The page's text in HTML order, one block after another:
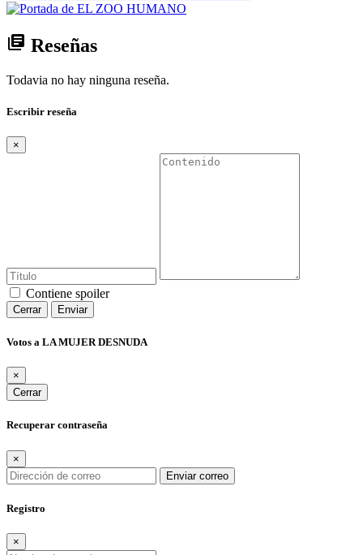
library_books Reseñas
Todavia no hay ninguna reseña.
Escribir reseña
×
Contiene spoiler
Cerrar Enviar
Votos a LA MUJER DESNUDA
×
Cerrar
Recuperar contraseña
×
Enviar correo
Registro
×